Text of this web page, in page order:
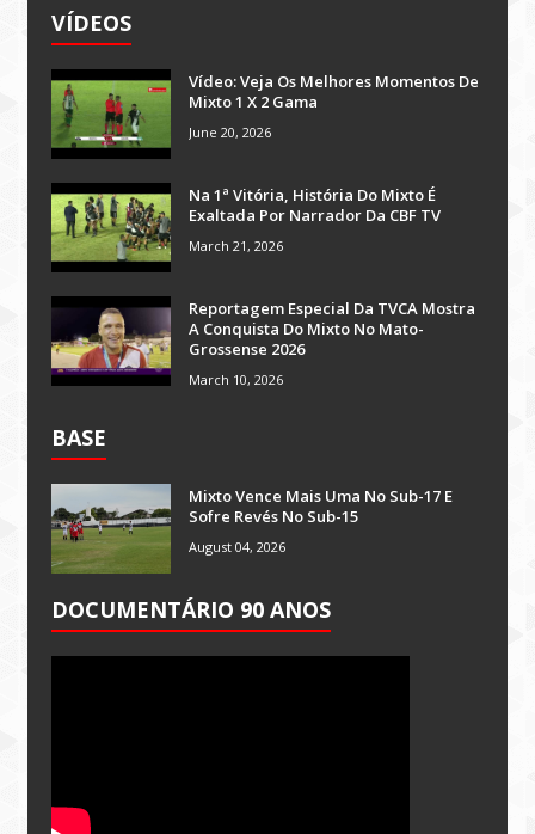
VÍDEOS
Vídeo: Veja Os Melhores Momentos De
Mixto 1 X 2 Gama
June 20, 2026
Na 1ª Vitória, História Do Mixto É
Exaltada Por Narrador Da CBF TV
March 21, 2026
Reportagem Especial Da TVCA Mostra
A Conquista Do Mixto No Mato-
Grossense 2026
March 10, 2026
BASE
Mixto Vence Mais Uma No Sub-17 E
Sofre Revés No Sub-15
August 04, 2026
DOCUMENTÁRIO 90 ANOS